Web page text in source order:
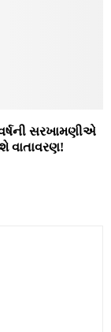
સરખામણીએ
વાતાવરણ!